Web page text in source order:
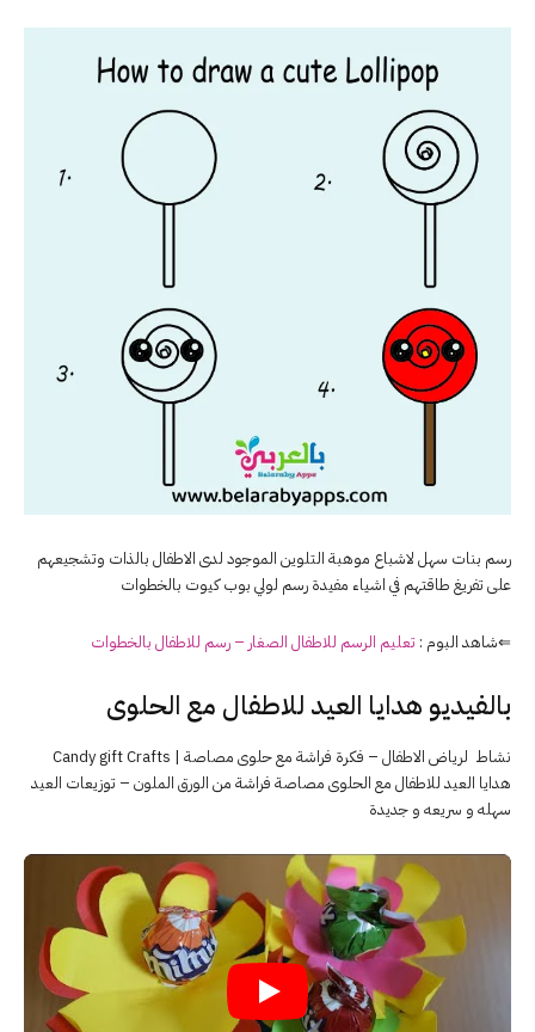
رسم بنات سهل لاشباع موهبة التلوين الموجود لدى الاطفال بالذات وتشجيعهم
على تفريغ طاقتهم في اشياء مفيدة رسم لولي بوب كيوت بالخطوات
⇐شاهد البوم : تعليم الرسم للاطفال الصغار – رسم للاطفال بالخطوات
بالفيديو هدايا العيد للاطفال مع الحلوى
نشاط لرياض الاطفال – فكرة فراشة مع حلوى مصاصة | Candy gift Crafts
هدايا العيد للاطفال مع الحلوى مصاصة فراشة من الورق الملون – توزيعات العيد
سهله و سريعه و جديدة